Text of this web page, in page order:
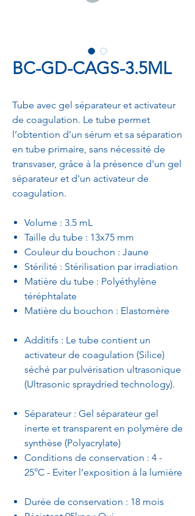
BC-GD-CAGS-3.5ML
Tube avec gel séparateur et activateur
de coagulation. Le tube permet
l’obtention d’un sérum et sa séparation
en tube primaire, sans nécessité de
transvaser, grâce à la présence d'un gel
séparateur et d'un activateur de
coagulation.
Volume : 3.5 mL
Taille du tube : 13x75 mm
Couleur du bouchon : Jaune
Stérilité : Stérilisation par irradiation
Matière du tube : Polyéthylène
téréphtalate
Matière du bouchon : Elastomère
Additifs : Le tube contient un
activateur de coagulation (Silice)
séché par pulvérisation ultrasonique
(Ultrasonic spraydried technology).
Séparateur : Gel séparateur gel
inerte et transparent en polymère de
synthèse (Polyacrylate)
Conditions de conservation : 4 -
25°C - Eviter l’exposition à la lumière
Durée de conservation : 18 mois